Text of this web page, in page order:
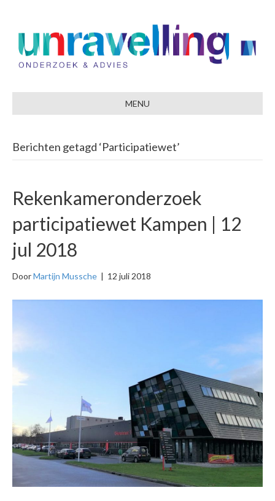
MENU
Berichten getagd ‘Participatiewet’
Rekenkameronderzoek
participatiewet Kampen | 12
jul 2018
DoorMartijn Mussche | 12 juli 2018